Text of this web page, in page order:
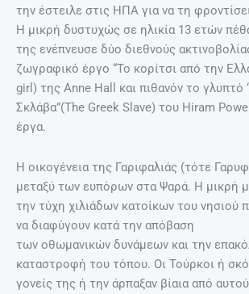
την έστειλε στις ΗΠΑ για να τη
Η μικρή δυστυχώς σε ηλικία 13 ετών
της ενέπνευσε δύο διεθνούς
ζωγραφικό έργο “Το κορίτσι από την
girl) της Anne Hall και πιθανόν το γλυπτό
Σκλάβα”(The Greek Slave) του Hiram
έργα.
Η οικογένεια της Γαριφαλιάς (τότε
μεταξύ των ευπόρων στα Ψαρά. Η μικρή
την τύχη χιλιάδων κατοίκων του νησιού
να διαφύγουν κατά την απόβαση
των οθωμανικών δυνάμεων και την
καταστροφή του τόπου. Οι Τούρκοι ή
γονείς της ή την άρπαξαν βίαια από